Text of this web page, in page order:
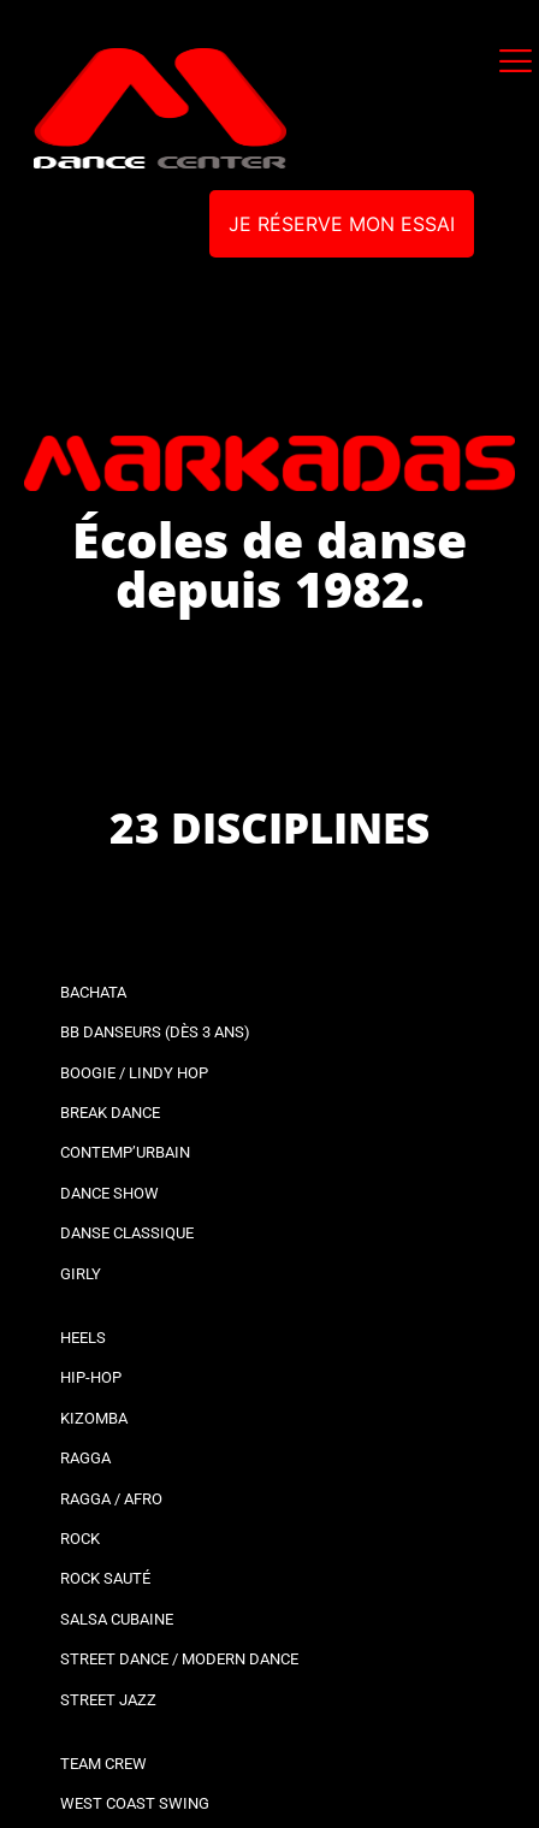
JE RÉSERVE MON ESSAI
Écoles de danse
depuis 1982.
23 DISCIPLINES
BACHATA
BB DANSEURS (DÈS 3 ANS)
BOOGIE / LINDY HOP
BREAK DANCE
CONTEMP’URBAIN
DANCE SHOW
DANSE CLASSIQUE
GIRLY
HEELS
HIP-HOP
KIZOMBA
RAGGA
RAGGA / AFRO
ROCK
ROCK SAUTÉ
SALSA CUBAINE
STREET DANCE / MODERN DANCE
STREET JAZZ
TEAM CREW
WEST COAST SWING